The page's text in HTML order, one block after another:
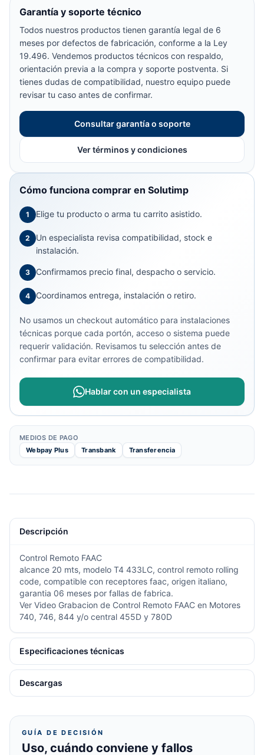
Garantía y soporte técnico
Todos nuestros productos tienen garantía legal de 6
meses por defectos de fabricación, conforme a la Ley
19.496. Vendemos productos técnicos con respaldo,
orientación previa a la compra y soporte postventa. Si
tienes dudas de compatibilidad, nuestro equipo puede
revisar tu caso antes de confirmar.
Consultar garantía o soporte
Ver términos y condiciones
Cómo funciona comprar en Solutimp
1 Elige tu producto o arma tu carrito asistido.
2
Un especialista revisa compatibilidad, stock e
instalación.
3 Confirmamos precio final, despacho o servicio.
4 Coordinamos entrega, instalación o retiro.
No usamos un checkout automático para instalaciones
técnicas porque cada portón, acceso o sistema puede
requerir validación. Revisamos tu selección antes de
confirmar para evitar errores de compatibilidad.
Hablar con un especialista
MEDIOS DE PAGO
Webpay Plus
Transbank Transferencia
Descripción
Control Remoto FAAC
alcance 20 mts, modelo T4 433LC, control remoto rolling
code, compatible con receptores faac, origen italiano,
garantia 06 meses por fallas de fabrica.
Ver Video Grabacion de Control Remoto FAAC en Motores
740, 746, 844 y/o central 455D y 780D
Especificaciones técnicas
Descargas
GUÍA DE DECISIÓN
Uso, cuándo conviene y fallos